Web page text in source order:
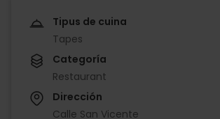
Tipus de cuina
Tapes
Categoría
Restaurant
Dirección
Calle San Vicente